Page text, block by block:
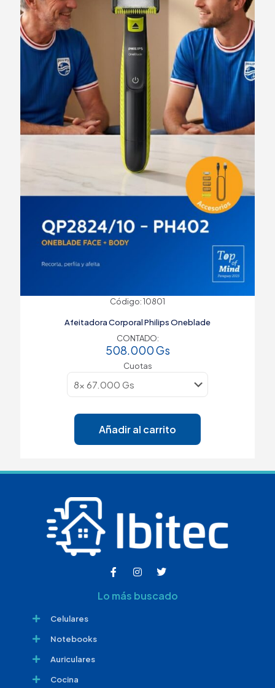
Código: 10801
Afeitadora Corporal Philips Oneblade
CONTADO:
508.000Gs
Cuotas
Añadir al carrito
Lo más buscado
Celulares
Notebooks
Auriculares
Cocina